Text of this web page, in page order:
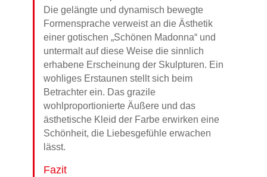
Die gelängte und dynamisch bewegte
Formensprache verweist an die Ästhetik
einer gotischen „Schönen Madonna“ und
untermalt auf diese Weise die sinnlich
erhabene Erscheinung der Skulpturen. Ein
wohliges Erstaunen stellt sich beim
Betrachter ein. Das grazile
wohlproportionierte Äußere und das
ästhetische Kleid der Farbe erwirken eine
Schönheit, die Liebesgefühle erwachen
lässt.
Fazit